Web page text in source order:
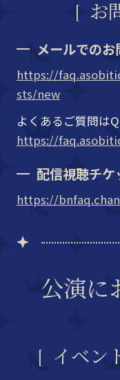
お
メールでの
https://
sts/new
よくあるご質問は
https://
配信視聴チ
https://
公演に
イベン